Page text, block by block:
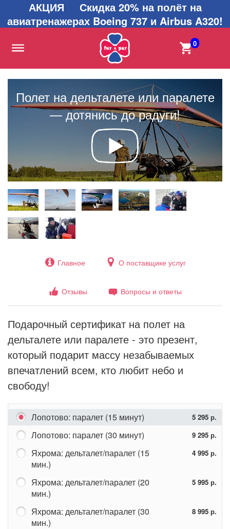
АКЦИЯ Скидка 20% на полёт на
авиатренажерах Boeing 737 и Airbus A320!
0
Полет на дельталете или паралете
— дотянись до радуги!
Главное О поставщике услуг
Отзывы Вопросы и ответы
Подарочный сертификат на полет на
дельталете или паралете - это презент,
который подарит массу незабываемых
впечатлений всем, кто любит небо и
свободу!
Лопотово: паралет (15 минут) 5 295 р.
Лопотово: паралет (30 минут) 9 295 р.
Яхрома: дельталет/паралет (15
мин.)
4 995 р.
Яхрома: дельталет/паралет (20
мин.)
5 995 р.
Яхрома: дельталет/паралет (30
мин.)
8 995 р.